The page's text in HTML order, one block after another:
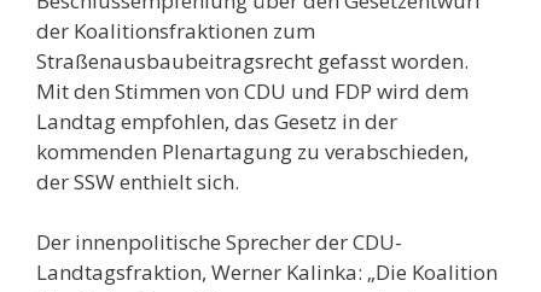
der Koalitionsfraktionen zum
Straßenausbaubeitragsrecht gefasst worden.
Mit den Stimmen von CDU und FDP wird dem
Landtag empfohlen, das Gesetz in der
kommenden Plenartagung zu verabschieden,
der SSW enthielt sich.
Der innenpolitische Sprecher der CDU-
Landtagsfraktion, Werner Kalinka: „Die Koalition